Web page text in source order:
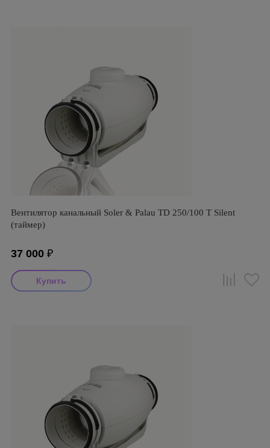
Вентилятор канальный Soler & Palau TD 250/100 T Silent
(таймер)
37 000 ₽